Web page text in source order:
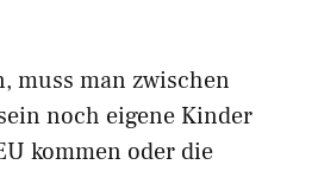
muss man zwischen
noch eigene Kinder
kommen oder die